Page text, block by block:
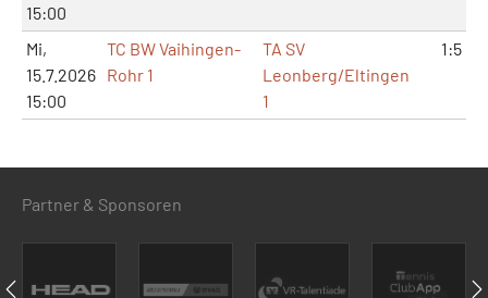
15:00
Mi,
15.7.2026
15:00
TC BW Vaihingen-
Rohr 1
TA SV
Leonberg/Eltingen
1
1:5
Partner & Sponsoren